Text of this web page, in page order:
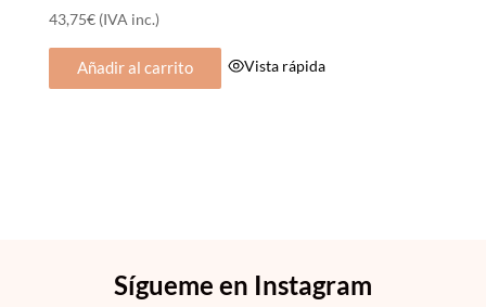
43,75€ (IVA inc.)
Añadir al carrito Vista rápida
Sígueme en Instagram